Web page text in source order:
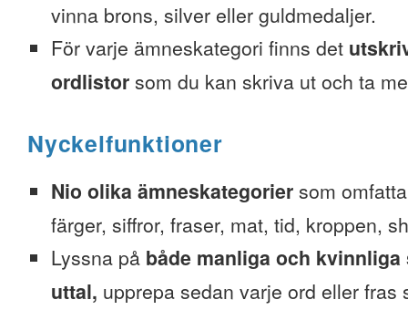
vinna brons, silver eller guldmedaljer.
För varje ämneskategori finns det
ordlistor som du kan skriva ut och ta
Nyckelfunktioner
Nio olika ämneskategorier som
färger, siffror, fraser, mat, tid, kroppen,
Lyssna på både manliga och
uttal, upprepa sedan varje ord eller fras